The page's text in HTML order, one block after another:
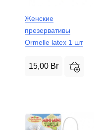
Женские
презервативы
Ormelle latex 1 шт
15,00 Br